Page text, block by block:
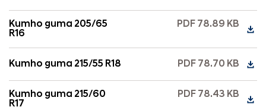
Kumho guma 205/65
R16
PDF 78.89 KB
Kumho guma 215/55 R18 PDF 78.70 KB
Kumho guma 215/60
R17
PDF 78.43 KB